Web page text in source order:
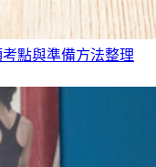
點與準備方法整理